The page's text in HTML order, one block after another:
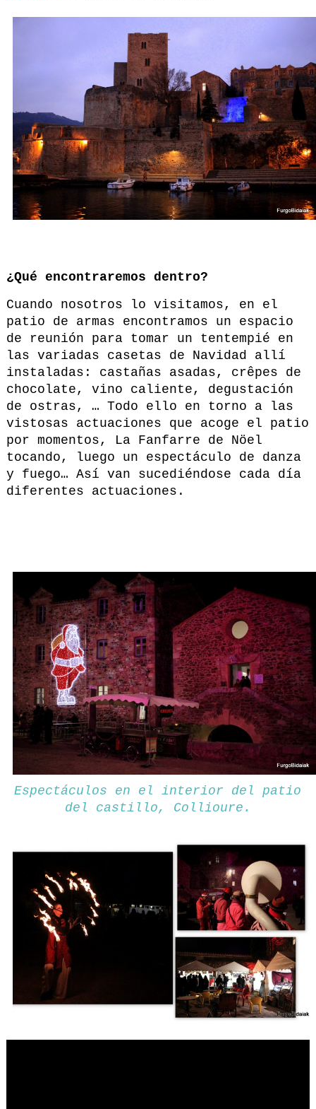
¿Qué encontraremos dentro?
Cuando nosotros lo visitamos, en el
patio de armas encontramos un espacio
de reunión para tomar un tentempié en
las variadas casetas de Navidad allí
instaladas: castañas asadas, crêpes de
chocolate, vino caliente, degustación
de ostras, … Todo ello en torno a las
vistosas actuaciones que acoge el patio
por momentos, La Fanfarre de Nöel
tocando, luego un espectáculo de danza
y fuego… Así van sucediéndose cada día
diferentes actuaciones.
Espectáculos en el interior del patio
del castillo, Collioure.